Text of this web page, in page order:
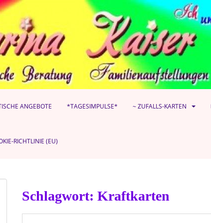
ANGEBOTE *TAGESIMPULSE* ~ ZUFALLS-KARTEN
RICHTLINIE (EU)
Schlagwort: Kraftkarten